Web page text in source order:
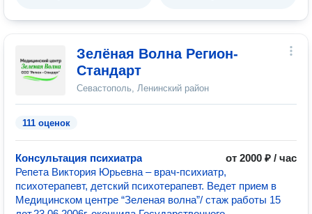
Зелёная Волна Регион-
Стандарт
Севастополь, Ленинский район
111 оценок
Консультация психиатра
от 2000 ₽ / час
Репета Виктория Юрьевна – врач-психиатр,
психотерапевт, детский психотерапевт. Ведет прием в
Медицинском центре “Зеленая волна”/ стаж работы 15